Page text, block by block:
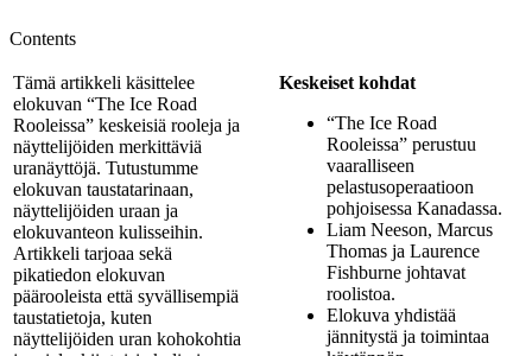
Contents
Tämä artikkeli käsittelee
elokuvan “The Ice Road
Rooleissa” keskeisiä rooleja ja
näyttelijöiden merkittäviä
uranäyttöjä. Tutustumme
elokuvan taustatarinaan,
näyttelijöiden uraan ja
elokuvanteon kulisseihin.
Artikkeli tarjoaa sekä
pikatiedon elokuvan
päärooleista että syvällisempiä
taustatietoja, kuten
näyttelijöiden uran kohokohtia
Keskeiset kohdat
“The Ice Road
Rooleissa” perustuu
vaaralliseen
pelastusoperaatioon
pohjoisessa Kanadassa.
Liam Neeson, Marcus
Thomas ja Laurence
Fishburne johtavat
roolistoa.
Elokuva yhdistää
jännitystä ja toimintaa